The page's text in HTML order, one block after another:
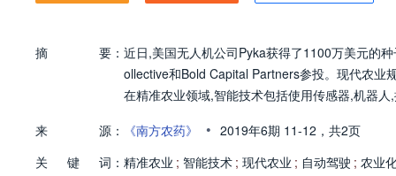
摘 要： 近日,美国无人机公司Pyka获得了1100万美元的
ollective和Bold Capital Partners参投。现代农业
在精准农业领域,智能技术包括使用传感器,机器
来
源： 《南方农药》 • 2019年6期 11-12， 共2页
关
键 词： 精准农业 ; 智能技术 ; 现代农业 ; 自动驾驶 ; 农业